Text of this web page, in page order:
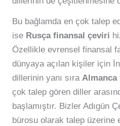
Bu bağlamda en çok talep
ise Rusça finansal çeviri
Özellikle evrensel finansal
dünyaya açılan kişiler için
dillerinin yanı sıra Almanca
çok talep gören diller
başlamıştır. Bizler Adıgün
bürosu olarak talep üzerine